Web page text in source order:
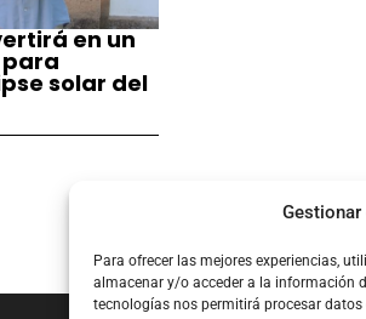
Para ofrecer las mejores experiencias,
almacenar y/o acceder a la información
tecnologías nos permitirá procesar
en un
solar del